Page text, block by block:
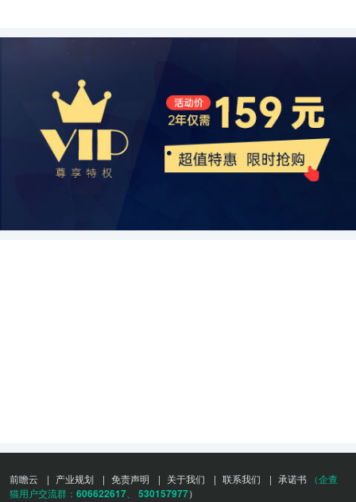
前瞻云 | 产业规划 | 免责声明 | 关于我们 | 联系我们 | 承诺书 （企查
猫用户交流群： 606622617 530157977）